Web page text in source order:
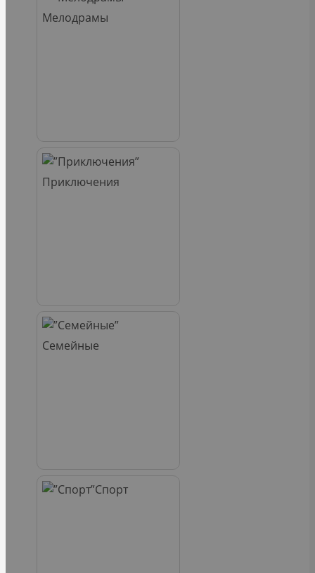
Мелодрамы
Приключения
Семейные
Спорт